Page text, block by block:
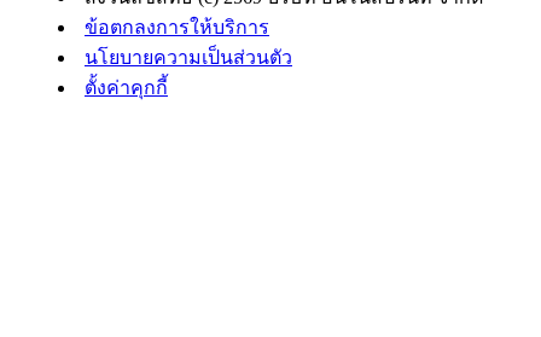
ข้อตกลงการให้บริการ
นโยบายความเป็นส่วนตัว
ตั้งค่าคุกกี้